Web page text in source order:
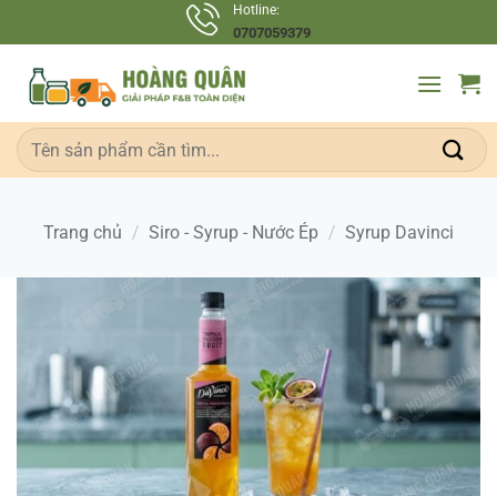
qua
dung
Hotline:
0707059379
Tìm
kiếm:
Trang chủ / Siro - Syrup - Nước Ép / Syrup Davinci